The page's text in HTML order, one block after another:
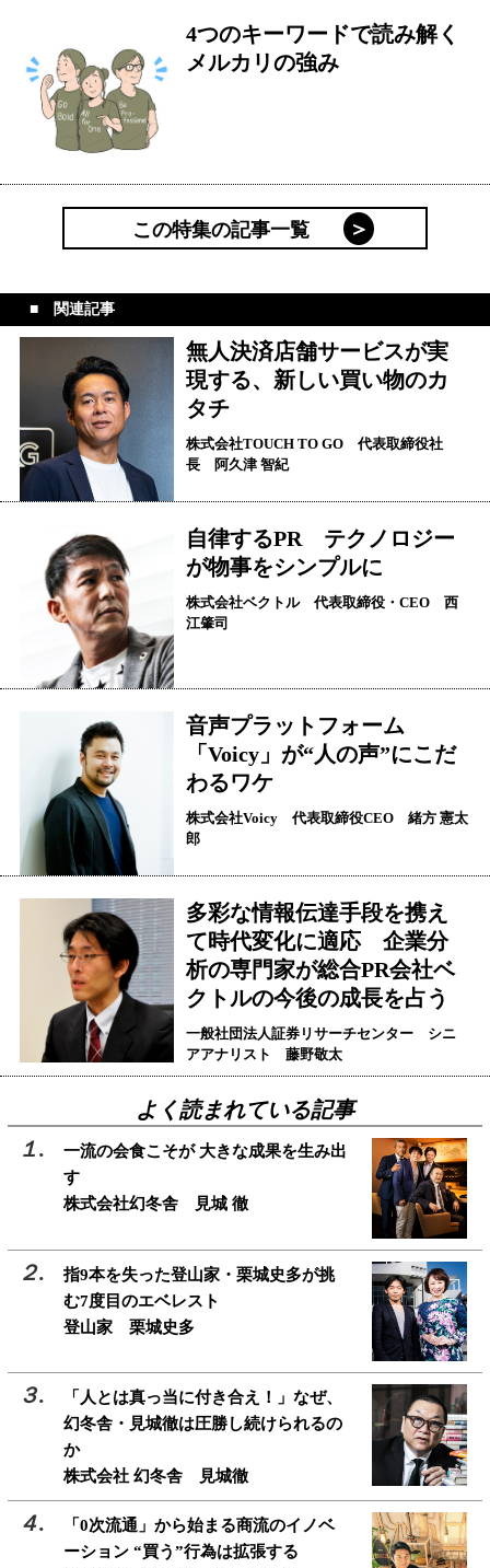
4つのキーワードで読み解く
メルカリの強み
この特集の記事一覧
関連記事
無人決済店舗サービスが実
現する、新しい買い物のカ
タチ
株式会社TOUCH TO GO 代表取締役社
長 阿久津 智紀
自律するPR テクノロジー
が物事をシンプルに
株式会社ベクトル 代表取締役・CEO 西
江肇司
音声プラットフォーム
「Voicy」が“人の声”にこだ
わるワケ
株式会社Voicy 代表取締役CEO 緒方 憲太
郎
多彩な情報伝達手段を携え
て時代変化に適応 企業分
析の専門家が総合PR会社ベ
クトルの今後の成長を占う
一般社団法人証券リサーチセンター シニ
アアナリスト 藤野敬太
よく読まれている記事
一流の会食こそが 大きな成果を生み出
す
株式会社幻冬舎 見城 徹
指9本を失った登山家・栗城史多が挑
む7度目のエベレスト
登山家 栗城史多
「人とは真っ当に付き合え！」なぜ、
幻冬舎・見城徹は圧勝し続けられるの
か
株式会社 幻冬舎 見城徹
「0次流通」から始まる商流のイノベ
ーション “買う”行為は拡張する